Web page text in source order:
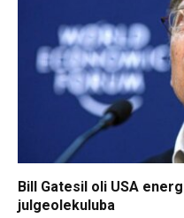
Bill Gatesil oli USA
julgeolekuluba